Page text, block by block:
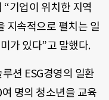
기업이 위치한 지역
지속적으로 펼치는 일
가 있다”고 말했다.
션 ESG경영의 일환
명의 청소년을 교육